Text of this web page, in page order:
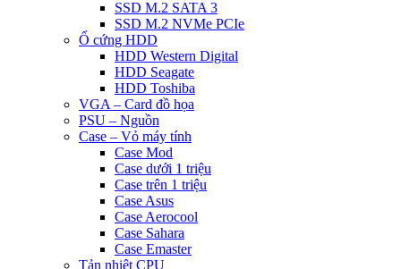
SSD M.2 SATA 3
SSD M.2 NVMe PCIe
Ổ cứng HDD
HDD Western Digital
HDD Seagate
HDD Toshiba
VGA – Card đồ họa
PSU – Nguồn
Case – Vỏ máy tính
Case Mod
Case dưới 1 triệu
Case trên 1 triệu
Case Asus
Case Aerocool
Case Sahara
Case Emaster
Tản nhiệt CPU